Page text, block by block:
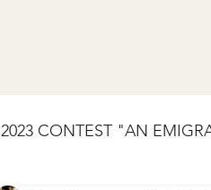
2023 CONTEST "AN